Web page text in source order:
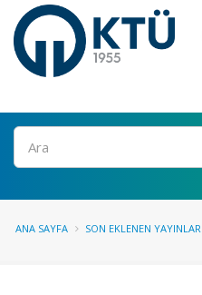
Ara
ANA SAYFA SON EKLENEN YAYINLAR